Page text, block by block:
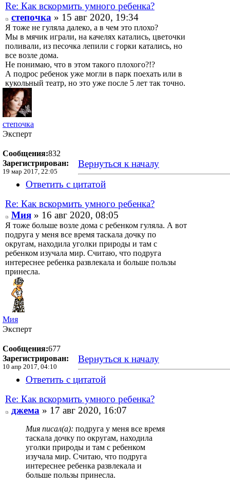
Re: Как вскормить умного ребенка?
степочка» 15 авг 2020, 19:34
Я тоже не гуляла далеко, а в чем это плохо?
Мы в мячик играли, на качелях катались, цветочки
поливали, из песочка лепили с горки катались, но
все возле дома.
Не понимаю, что в этом такого плохого?!?
А подрос ребенок уже могли в парк поехать или в
кукольный театр, но это уже после 5 лет так точно.
степочка
Эксперт
Сообщения:832
Зарегистрирован:
19 мар 2017, 22:05
Вернуться к началу
Ответить с цитатой
Re: Как вскормить умного ребенка?
Мия» 16 авг 2020, 08:05
Я тоже больше возле дома с ребенком гуляла. А вот
подруга у меня все время таскала дочку по
округам, находила уголки природы и там с
ребенком изучала мир. Считаю, что подруга
интереснее ребенка развлекала и больше пользы
принесла.
Мия
Эксперт
Сообщения:677
Зарегистрирован:
10 апр 2017, 04:10
Вернуться к началу
Ответить с цитатой
Re: Как вскормить умного ребенка?
джема » 17 авг 2020, 16:07
Мия писал(а): подруга у меня все время
таскала дочку по округам, находила
уголки природы и там с ребенком
изучала мир. Считаю, что подруга
интереснее ребенка развлекала и
больше пользы принесла.